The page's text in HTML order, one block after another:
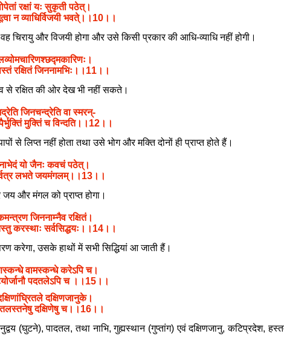
रक्षां यः सुकृती पठेत्।
न व्याधिर्विजयी भवते्।।10।।
चिरायु और विजयी होगा और उसे किसी प्रकार की आधि-व्याधि नहीं होगी।
रक्षितं जिननामभिः।।11।।
से रक्षित की ओर देख भी नहीं सकते।
जिनचन्द्रेति वा स्मरन्-
मुक्तिं च विन्दति।।12।।
लिप्त नहीं होता तथा उसे भोग और मक्ति दोनों ही प्राप्त होते हैं।
यो जैनः कवचं पठेत्।
लभते जयमंगलम्।।13।।
और मंगल को प्राप्त होगा।
जिननाम्नैव रक्षितं।
करस्थाः सर्वसिद्धयः।।14।।
करेगा, उसके हाथों में सभी सिद्धियां आ जाती हैं।
वामस्कन्धे करेऽपि च।
पदतलेऽपि च ।।15।।
दक्षिणजानुके।
दक्षिणेषु च।।16।।
(घुटने), पादतल, तथा नाभि, गुह्यस्थान (गुप्तांग) एवं दक्षिणजानु, कटिप्रदेश,